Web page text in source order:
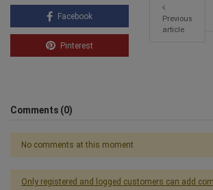
Facebook
Pinterest
Previous
article
Comments (0)
No comments at this moment
Only registered and logged customers can add